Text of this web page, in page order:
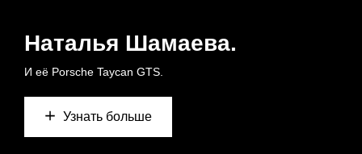
Наталья Шамаева.
И её Porsche Taycan GTS.
Узнать больше